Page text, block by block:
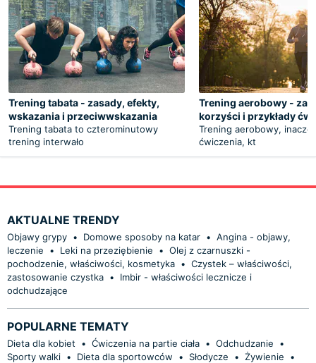
Trening tabata - zasady, efekty,
wskazania i przeciwwskazania
Trening tabata to czterominutowy
trening interwało
Trening aerobowy -
korzyści i przykłady
Trening aerobowy,
ćwiczenia, kt
AKTUALNE TRENDY
Objawy grypy • Domowe sposoby na katar • Angina - objawy,
leczenie
• Leki na przeziębienie • Olej z czarnuszki -
pochodzenie, właściwości, kosmetyka • Czystek – właściwości,
zastosowanie czystka •
Imbir - właściwości lecznicze i
odchudzające
POPULARNE TEMATY
Dieta dla kobiet • Ćwiczenia na partie ciała • Odchudzanie
•
Sporty walki • Dieta dla sportowców • Słodycze • Żywienie
•